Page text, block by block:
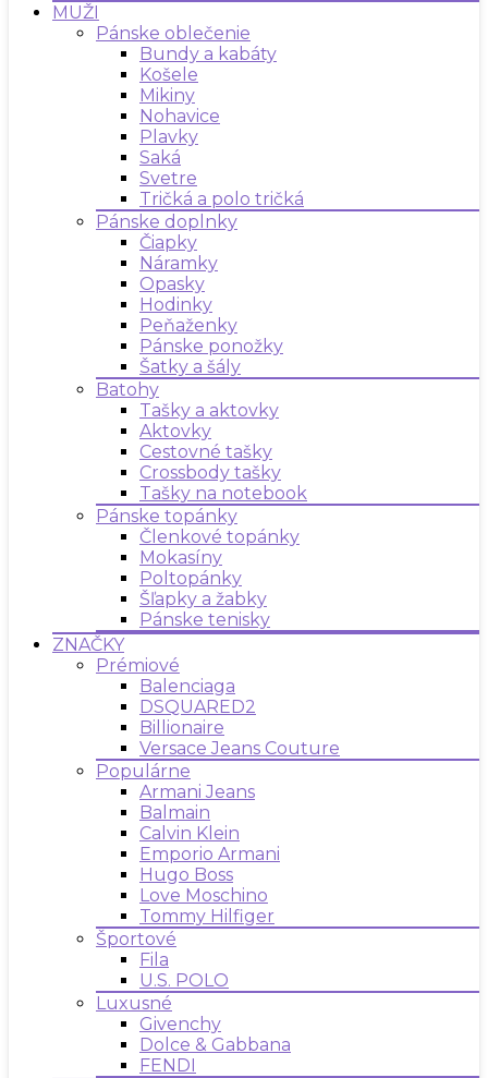
MUŽI
Pánske oblečenie
Bundy a kabáty
Košele
Mikiny
Nohavice
Plavky
Saká
Svetre
Tričká a polo tričká
Pánske doplnky
Čiapky
Náramky
Opasky
Hodinky
Peňaženky
Pánske ponožky
Šatky a šály
Batohy
Tašky a aktovky
Aktovky
Cestovné tašky
Crossbody tašky
Tašky na notebook
Pánske topánky
Členkové topánky
Mokasíny
Poltopánky
Šľapky a žabky
Pánske tenisky
ZNAČKY
Prémiové
Balenciaga
DSQUARED2
Billionaire
Versace Jeans Couture
Populárne
Armani Jeans
Balmain
Calvin Klein
Emporio Armani
Hugo Boss
Love Moschino
Tommy Hilfiger
Športové
Fila
U.S. POLO
Luxusné
Givenchy
Dolce & Gabbana
FENDI